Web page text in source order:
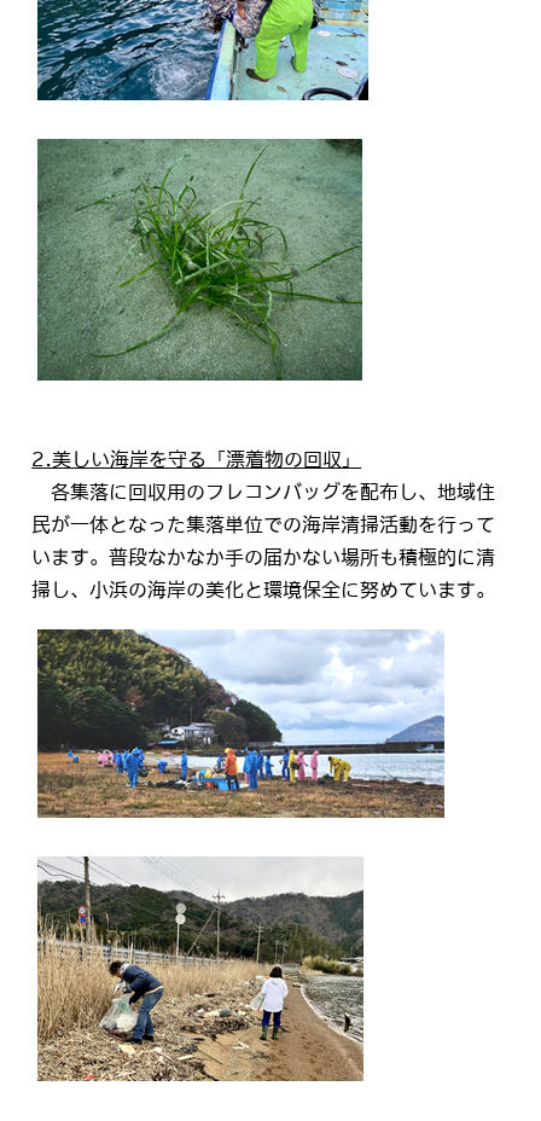
2.美しい海岸を守る「漂着物の回収」
各集落に回収用のフレコンバッグを配布し、地域住
民が一体となった集落単位での海岸清掃活動を行って
います。普段なかなか手の届かない場所も積極的に清
掃し、小浜の海岸の美化と環境保全に努めています。